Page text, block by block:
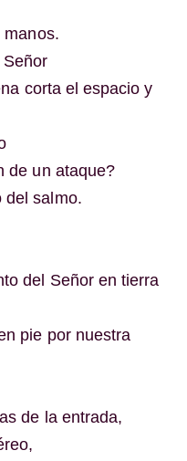
manos.
corta el espacio y
de un ataque?
del salmo.
del Señor en tierra
pie por nuestra
de la entrada,